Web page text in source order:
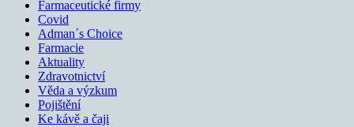
Farmaceutické firmy
Covid
Adman´s Choice
Farmacie
Aktuality
Zdravotnictví
Věda a výzkum
Pojištění
Ke kávě a čaji